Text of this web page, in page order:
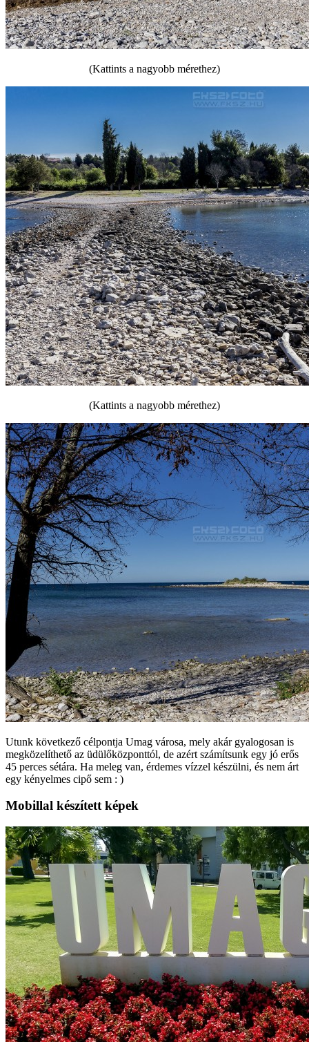
(Kattints a nagyobb mérethez)
(Kattints a nagyobb mérethez)
Utunk következő célpontja Umag városa, mely akár gyalogosan is
megközelíthető az üdülőközponttól, de azért számítsunk egy jó erős
45 perces sétára. Ha meleg van, érdemes vízzel készülni, és nem árt
egy kényelmes cipő sem : )
Mobillal készített képek